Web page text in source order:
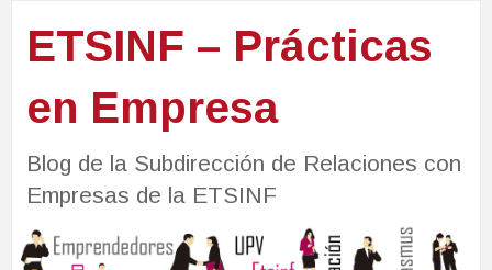
ETSINF – Prácticas
en Empresa
Blog de la Subdirección de Relaciones con
Empresas de la ETSINF